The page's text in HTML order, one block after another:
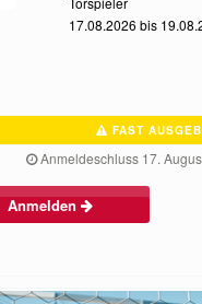
17.08.2026 bis
FAST
Anmeldeschluss 17.
Anmelden